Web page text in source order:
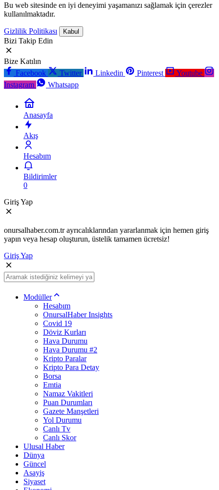
Bu web sitesinde en iyi deneyimi yaşamanızı sağlamak için çerezler
kullanılmaktadır.
Gizlilik Politikası Kabul
Bizi Takip Edin
Bize Katılın
Facebook
Twitter Linkedin Pinterest
Youtube
Instagram
Whatsapp
Anasayfa
Akış
Hesabım
Bildirimler
0
Giriş Yap
onursalhaber.com.tr ayrıcalıklarından yararlanmak için hemen giriş
yapın veya hesap oluşturun, üstelik tamamen ücretsiz!
Giriş Yap
Modüller
Hesabım
OnursalHaber Insights
Covid 19
Döviz Kurları
Hava Durumu
Hava Durumu #2
Kripto Paralar
Kripto Para Detay
Borsa
Emtia
Namaz Vakitleri
Puan Durumları
Gazete Manşetleri
Yol Durumu
Canlı Tv
Canlı Skor
Ulusal Haber
Dünya
Güncel
Asayiş
Siyaset